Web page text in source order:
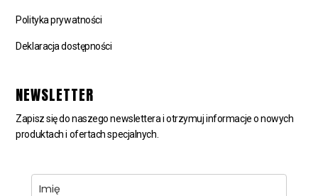
Polityka prywatności
Deklaracja dostępności
NEWSLETTER
Zapisz się do naszego newslettera i otrzymuj informacje o nowych
produktach i ofertach specjalnych.